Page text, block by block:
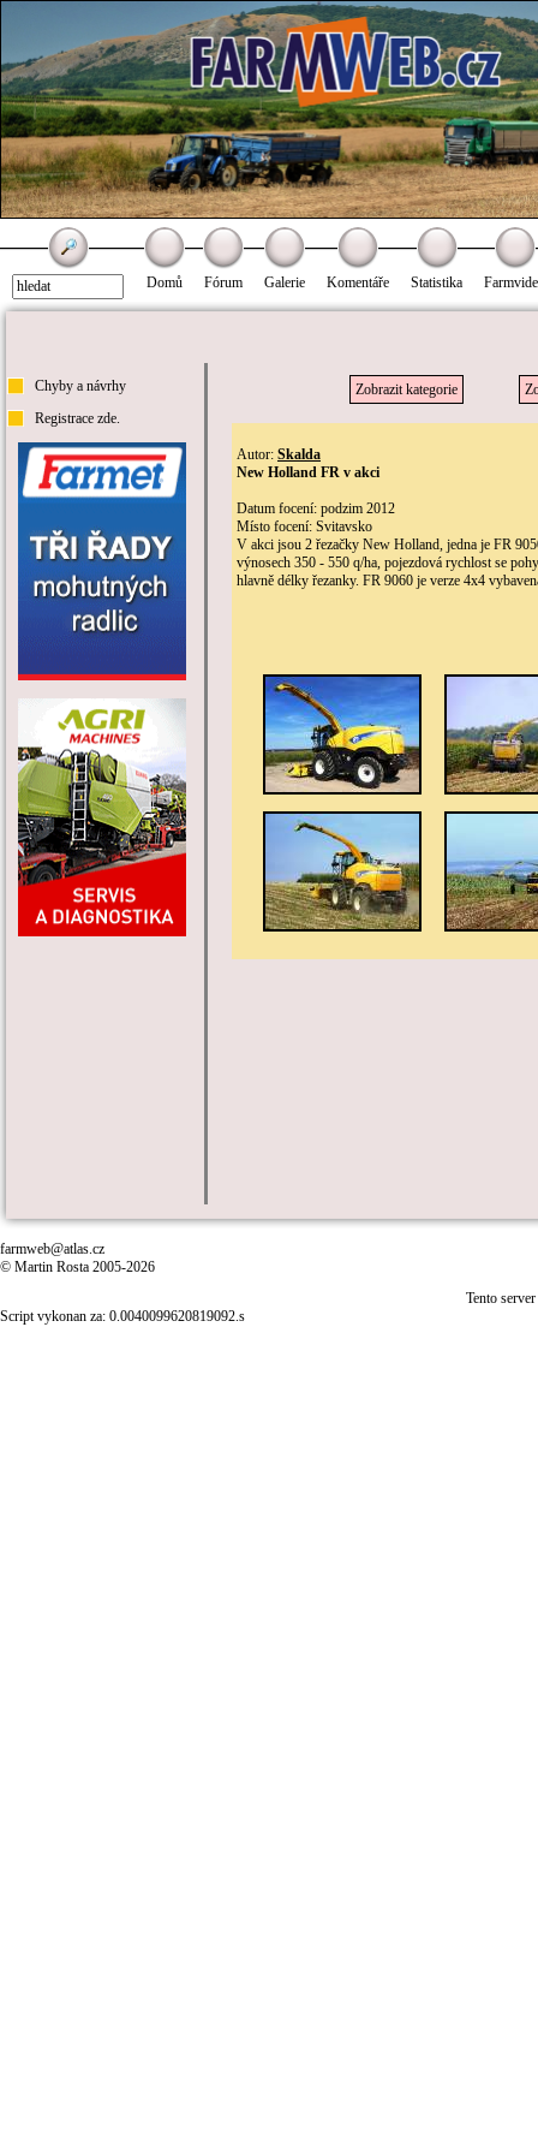
Domů Fórum Galerie Komentáře Statistika
Chyby a návrhy
Registrace zde.
Zobrazit kategorie
Autor: Skalda
New Holland FR v akci
Datum focení: podzim 2012
Místo focení: Svitavsko
V akci jsou 2 řezačky New Holland, jedna je FR
výnosech 350 - 550 q/ha, pojezdová rychlost se
hlavně délky řezanky. FR 9060 je verze 4x4
farmweb@atlas.cz
© Martin Rosta 2005-2026
Tento
Script vykonan za: 0.0040099620819092.s